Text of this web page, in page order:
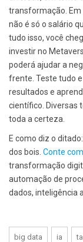
transformação. Em
não é só o salário
tudo isso, você
investir no
poderá ajudar a
frente. Teste tudo
resultados e
científico. Diversas
toda a certeza.
E como diz o
dos bois. Conte
transformação
automação de
dados, inteligência
big data ia